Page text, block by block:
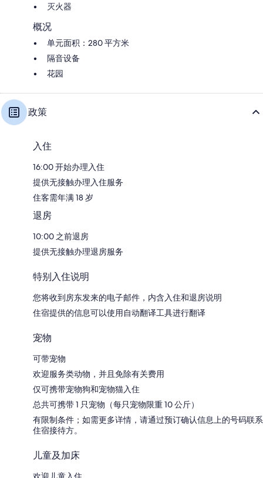
灭火器
概况
单元面积：280 平方米
隔音设备
花园
政策
入住
16:00 开始办理入住
提供无接触办理入住服务
住客需年满 18 岁
退房
10:00 之前退房
提供无接触办理退房服务
特别入住说明
您将收到房东发来的电子邮件，内含入住和退房说明
住宿提供的信息可以使用自动翻译工具进行翻译
宠物
可带宠物
欢迎服务类动物，并且免除有关费用
仅可携带宠物狗和宠物猫入住
总共可携带 1 只宠物（每只宠物限重 10 公斤）
有限制条件；如需更多详情，请通过预订确认信息上的号码联系
住宿接待方。
儿童及加床